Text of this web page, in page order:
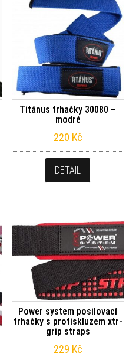
Titánus trhačky 30080 –
modré
220 Kč
DETAIL
Power system posilovací
trhačky s protiskluzem xtr-
grip straps
229 Kč